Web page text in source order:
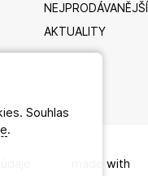
NEJPRODÁVANĚJŠÍ
AKTUALITY
made with
Souhlas
.